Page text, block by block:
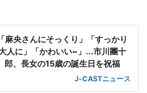
「麻央さんにそっくり」「すっかり
人に」「かわいい~」...市川團十
郎、長女の15歳の誕生日を祝福
J-CASTニュース